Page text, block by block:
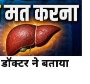
ने बताया